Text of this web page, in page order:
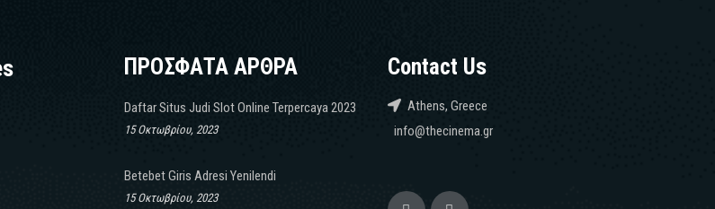
ΠΡΟΣΦΑΤΑ ΑΡΘΡΑ
Daftar Situs Judi Slot Online Terpercaya 2023
15 Οκτωβρίου, 2023
Betebet Giris Adresi Yenilendi
15 Οκτωβρίου, 2023
Contact Us
Athens, Greece
info@thecinema.gr